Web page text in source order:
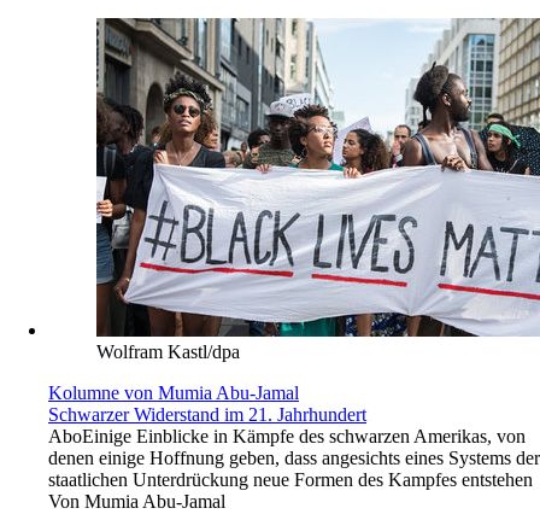
Wolfram Kastl/dpa
Kolumne von Mumia Abu-Jamal
Schwarzer Widerstand im 21. Jahrhundert
AboEinige Einblicke in Kämpfe des schwarzen Amerikas, von
denen einige Hoffnung geben, dass angesichts eines Systems der
staatlichen Unterdrückung neue Formen des Kampfes entstehen
Von Mumia Abu-Jamal